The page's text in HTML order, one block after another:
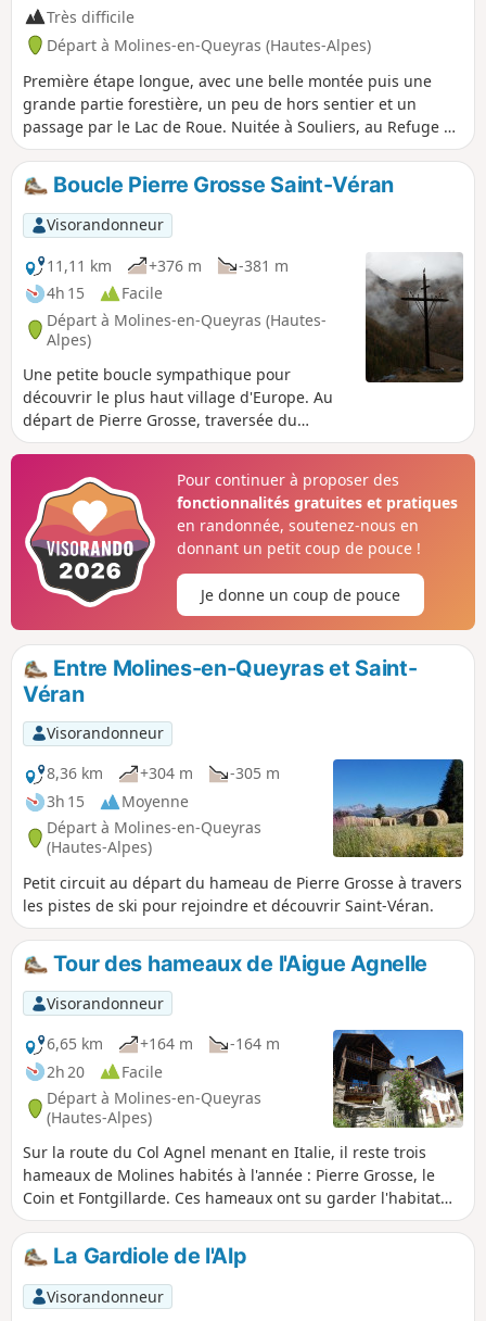
Très difficile
Départ à Molines-en-Queyras (Hautes-Alpes)
Première étape longue, avec une belle montée puis une
grande partie forestière, un peu de hors sentier et un
passage par le Lac de Roue. Nuitée à Souliers, au Refuge de
Rochebrune.
Boucle Pierre Grosse Saint-Véran
Visorandonneur
11,11 km
+376 m
-381 m
4h 15
Facile
Départ à Molines-en-Queyras (Hautes-
Alpes)
Une petite boucle sympathique pour
découvrir le plus haut village d'Europe. Au
départ de Pierre Grosse, traversée du
hameau de La Chalp. Pas de grande
du Queyras.
Pour continuer à proposer des
fonctionnalités gratuites et pratiques
en randonnée, soutenez-nous en
donnant un petit coup de pouce !
Je donne un coup de pouce
Entre Molines-en-Queyras et Saint-
Véran
Visorandonneur
8,36 km
+304 m
-305 m
3h 15
Moyenne
Départ à Molines-en-Queyras
(Hautes-Alpes)
Petit circuit au départ du hameau de Pierre Grosse à travers
les pistes de ski pour rejoindre et découvrir Saint-Véran.
Tour des hameaux de l'Aigue Agnelle
Visorandonneur
6,65 km
+164 m
-164 m
2h 20
Facile
Départ à Molines-en-Queyras
(Hautes-Alpes)
Sur la route du Col Agnel menant en Italie, il reste trois
hameaux de Molines habités à l'année : Pierre Grosse, le
Coin et Fontgillarde. Ces hameaux ont su garder l'habitat
traditionnel (pierre, bois, cadrans solaires) ainsi que de
nombreuses fontaines, croix de mission et la cohabitation
des temples et des églises. En hiver, voir : Infos pratiques.
La Gardiole de l'Alp
Visorandonneur